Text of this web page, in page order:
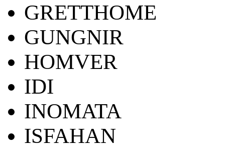
GRETTHOME
GUNGNIR
HOMVER
IDI
INOMATA
ISFAHAN